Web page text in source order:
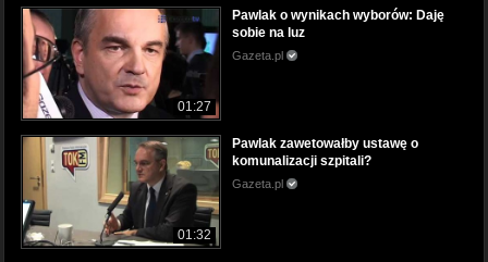
01:27
Pawlak o wynikach wyborów: Daję
sobie na luz
Gazeta.pl
01:32
Pawlak zawetowałby ustawę o
komunalizacji szpitali?
Gazeta.pl